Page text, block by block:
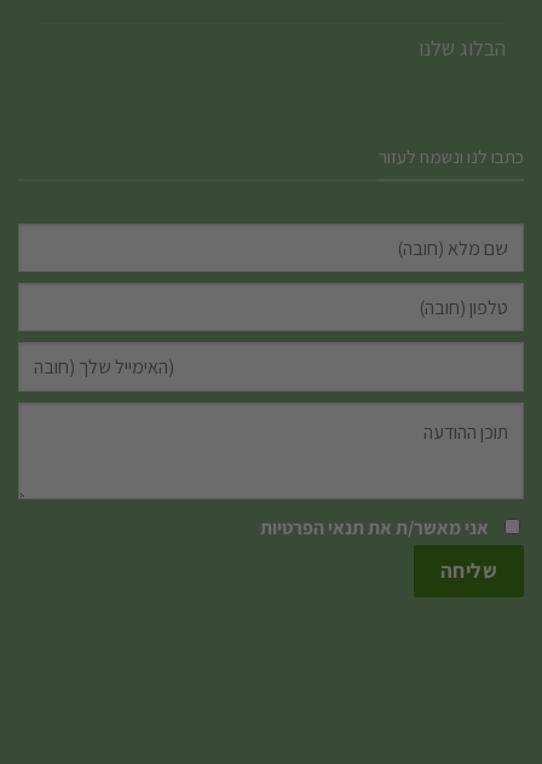
הבלוג שלנו
כתבו לנו ונשמח לעזור
אני מאשר/ת אתתנאי הפרטיות